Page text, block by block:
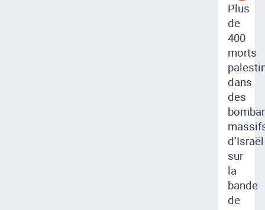
Plus
de
400
morts
dans
des
d’Israël
sur
la
bande
de